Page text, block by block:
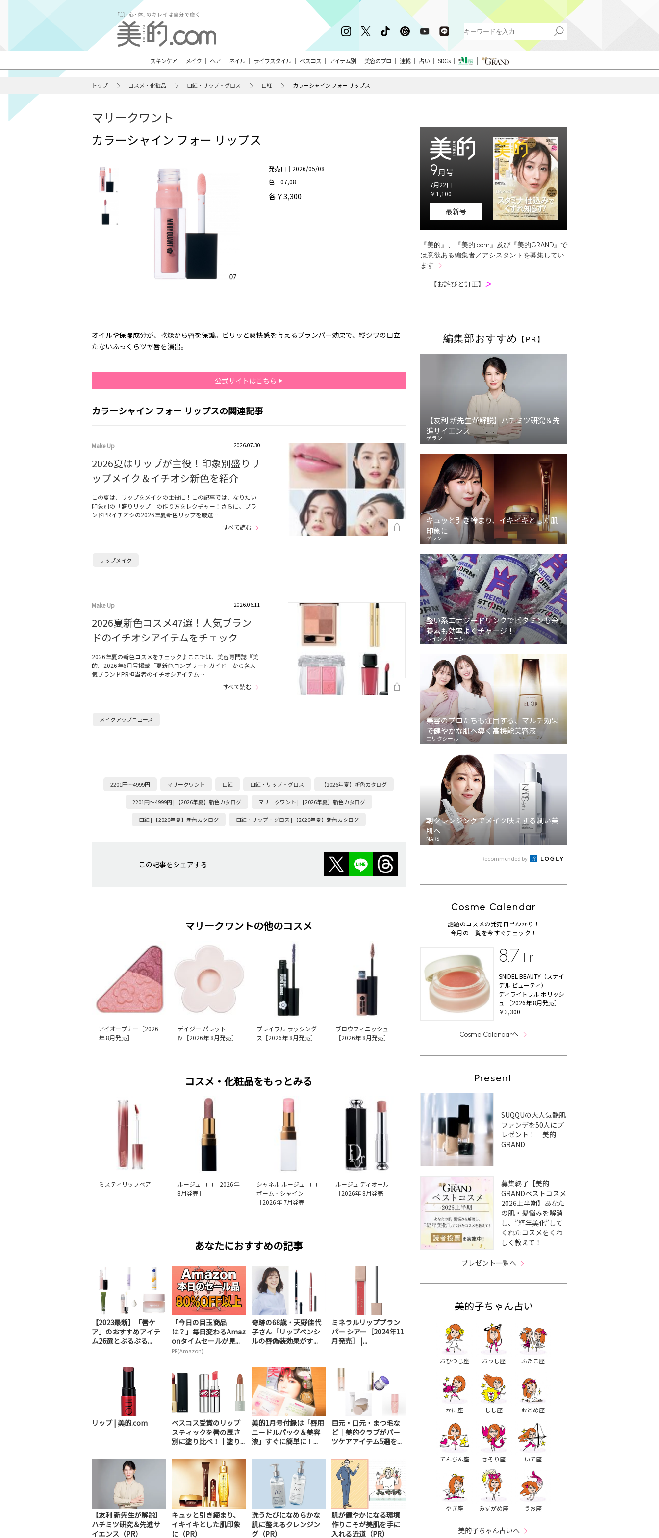
スキンケア メイク ヘア ネイル ライフスタイル ベスコス アイテム別 美容のプロ 連載 占い SDGs
トップ コスメ・化粧品 口紅・リップ・グロス 口紅 カラーシャイン フォー リップス
マリークワント
カラーシャイン フォー リップス
発売日｜2026/05/08
色｜07,08
各￥3,300
オイルや保湿成分が、乾燥から唇を保護。ピリッと爽快感を与えるプランパー効果で、縦ジワの目立
たないふっくらツヤ唇を演出。
公式サイトはこちら
カラーシャイン フォー リップスの関連記事
Make Up 2026.07.30
2026夏はリップが主役！印象別盛りリ
ップメイク＆イチオシ新色を紹介
この夏は、リップをメイクの主役に！この記事では、なりたい
印象別の「盛りリップ」の作り方をレクチャー！さらに、ブラ
ンドPRイチオシの2026年夏新色リップを厳選…
すべて読む
リップメイク
Make Up 2026.06.11
2026夏新色コスメ47選！人気ブラン
ドのイチオシアイテムをチェック
2026年夏の新色コスメをチェック♪ここでは、美容専門誌『美
的』2026年6月号掲載「夏新色コンプリートガイド」から各人
気ブランドPR担当者のイチオシアイテム…
すべて読む
メイクアップニュース
2201円～4999円 マリークワント 口紅 口紅・リップ・グロス 【2026年夏】新色カタログ
2201円～4999円 | 【2026年夏】新色カタログ マリークワント | 【2026年夏】新色カタログ
口紅 | 【2026年夏】新色カタログ 口紅・リップ・グロス | 【2026年夏】新色カタログ
この記事をシェアする
マリークワントの他のコスメ
アイオープナー［2026
年 8月発売］
デイジー パレット
Ⅳ［2026年 8月発売］
プレイフル ラッシング
ス［2026年 8月発売］
ブロウフィニッシュ
［2026年 8月発売］
コスメ・化粧品をもっとみる
ミスティリップベア
ルージュ ココ［2026年
8月発売］
シャネル ルージュ ココ
ボーム‐シャイン
［2026年 7月発売］
ルージュ ディオール
［2026年 8月発売］
あなたにおすすめの記事
【2023最新】「唇ケ
ア」のおすすめアイテ
ム26選とぷるぷる...
「今日の目玉商品
は？」毎日変わるAmaz
onタイムセールが見...
PR(Amazon)
奇跡の68歳・天野佳代
子さん「リップペンシ
ルの唇偽装効果がす...
ミネラルリッププラン
パー シアー［2024年11
月発売］ |...
リップ | 美的.com
ベスコス受賞のリップ
スティックを唇の厚さ
別に塗り比べ！｜塗り...
美的1月号付録は「唇用
ニードルパック＆美容
液」すぐに簡単に！...
目元・口元・まつ毛な
ど｜美的クラブがパー
ツケアアイテム5選を...
【友利 新先生が解説】
ハチミツ研究＆先進サ
イエンス（PR）
キュッと引き締まり、
イキイキとした肌印象
に（PR）
洗うたびになめらかな
肌に整えるクレンジン
グ（PR）
肌が健やかになる環境
作りこそが美肌を手に
入れる近道（PR）
9月号
7月22日
￥1,100
最新号
『美的』、『美的.com』及び『美的GRAND』で
は意欲ある編集者／アシスタントを募集してい
ます
【お詫びと訂正】 ＞
編集部おすすめ 【PR】
【友利 新先生が解説】ハチミツ研究＆先
進サイエンス
ゲラン
キュッと引き締まり、イキイキとした肌
印象に
ゲラン
整い系エナジードリンクでビタミンも栄
養素も効率よくチャージ！
レインストーム
美容のプロたちも注目する、マルチ効果
で健やかな肌へ導く高機能美容液
エリクシール
朝クレンジングでメイク映えする潤い美
肌へ
NARS
Recommended by
Cosme Calendar
話題のコスメの発売日早わかり！
今月の一覧を今すぐチェック！
8.7 Fri
SNIDEL BEAUTY（スナイ
デル ビューティ）
ディライトフル ポリッシ
ュ ［2026年 8月発売］
￥3,300
Cosme Calendarへ
Present
SUQQUの大人気艶肌
ファンデを50人にプ
レゼント！｜美的
GRAND
募集終了【美的
GRANDベストコスメ
2026上半期】あなた
の肌・髪悩みを解消
し、”経年美化”して
くれたコスメをくわ
しく教えて！
プレゼント一覧へ
美的子ちゃん占い
おひつじ座 おうし座 ふたご座
かに座 しし座 おとめ座
てんびん座 さそり座 いて座
やぎ座 みずがめ座 うお座
美的子ちゃん占いへ